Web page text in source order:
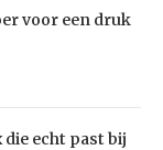
voor een druk
die echt past bij